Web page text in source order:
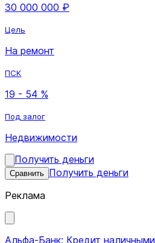
30 000 000 ₽
Цель
На ремонт
ПСК
19 - 54 %
Под залог
Недвижимости
Получить деньги
Сравнить Получить деньги
Реклама
Альфа-Банк: Кредит наличными